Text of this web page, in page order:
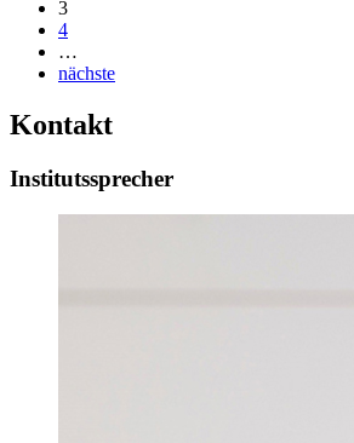
3
4
…
nächste
Kontakt
Institutssprecher